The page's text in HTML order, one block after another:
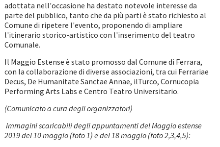
adottata nell'occasione ha destato notevole interesse da
parte del pubblico, tanto che da più parti è stato richiesto al
Comune di ripetere l'evento, proponendo di ampliare
l'itinerario storico-artistico con l'inserimento del teatro
Comunale.
Il Maggio Estense è stato promosso dal Comune di Ferrara,
con la collaborazione di diverse associazioni, tra cui Ferrariae
Decus, De Humanitate Sanctae Annae, ilTurco, Cornucopia
Performing Arts Labs e Centro Teatro Universitario.
(Comunicato a cura degli organizzatori)
Immagini scaricabili degli appuntamenti del Maggio estense
2019 del 10 maggio (foto 1) e del 18 maggio (foto 2,3,4,5):